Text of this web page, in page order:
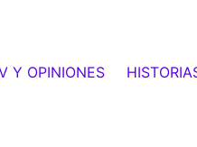
Y OPINIONES